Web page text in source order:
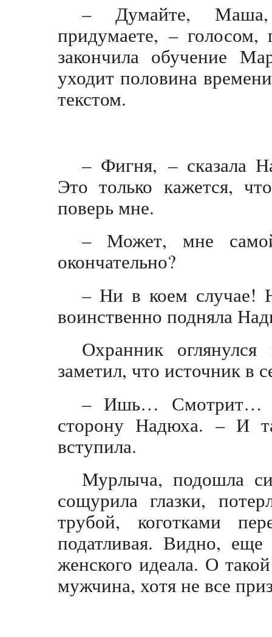
– Думайте,
придумаете, – голосом,
закончила обучение
уходит половина
текстом.
– Фигня, – сказала
Это только кажется,
поверь мне.
– Может, мне
окончательно?
– Ни в коем
воинственно подняла
Охранник
заметил, что источник в
– Ишь… Смотрит…
сторону Надюха. – И
вступила.
Мурлыча, подошла
сощурила глазки,
трубой, коготками
податливая. Видно,
женского идеала. О
мужчина, хотя не все